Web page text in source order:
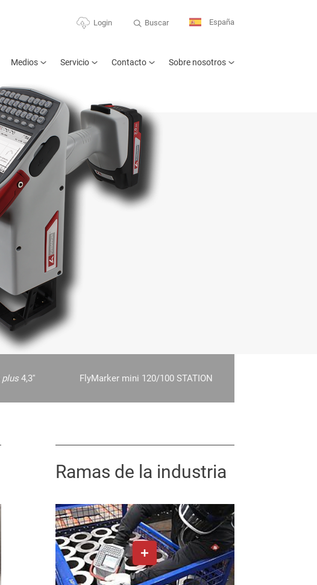
Login Buscar España
Medios Servicio Contacto Sobre nosotros
plus4,3'' FlyMarker mini 120/100 STATION
Ramas de la industria